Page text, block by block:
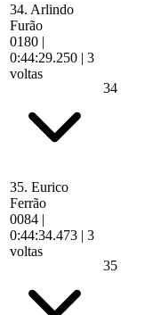
34. Arlindo
Furão
0180 |
0:44:29.250 | 3
voltas
34
35. Eurico
Ferrão
0084 |
0:44:34.473 | 3
voltas
35